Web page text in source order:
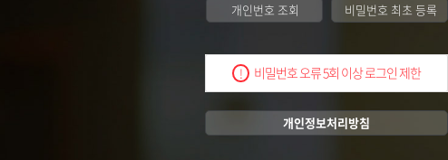
개인번호 조회 비밀번호 최초 등록
! 비밀번호 오류 5회 이상 로그인 제한
개인정보처리방침